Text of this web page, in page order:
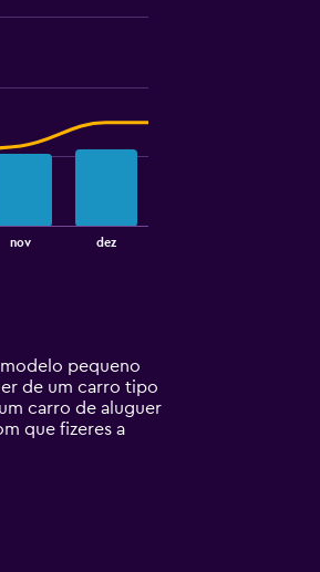
nov dez
pequeno
de um carro tipo
carro de aluguer
que fizeres a